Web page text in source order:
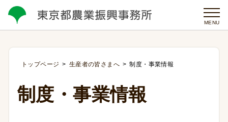
MENU
トップページ 生産者の皆さまへ 制度・事業情報
制度・事業情報